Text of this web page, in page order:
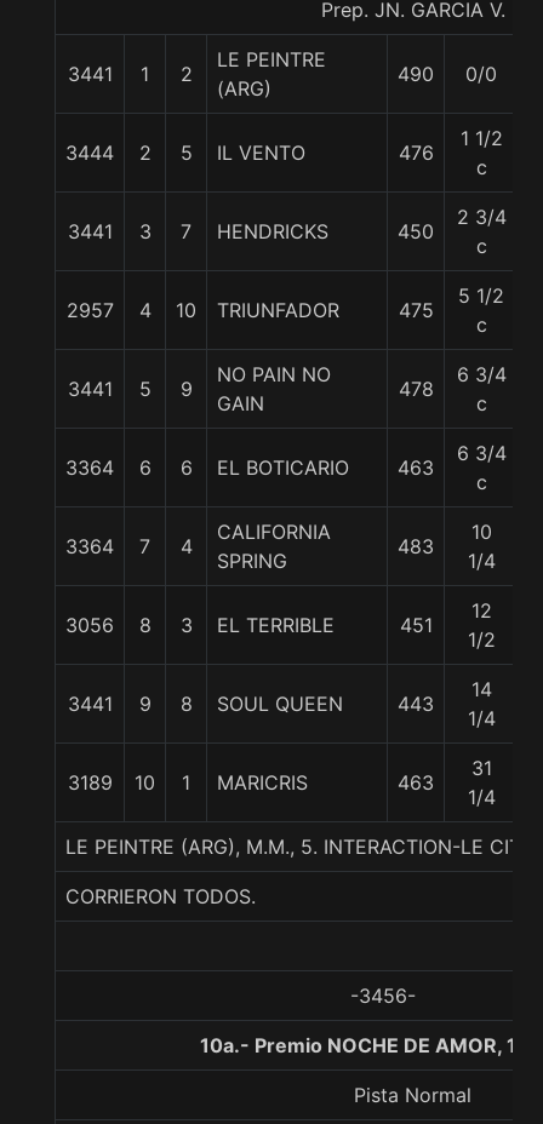
Prep. JN. GARCIA V.
3441 1 2
LE PEINTRE
(ARG)
490 0/0
3444 2 5 IL VENTO 476
1 1/2
c
3441 3 7 HENDRICKS 450
2 3/4
c
2957 4 10 TRIUNFADOR 475
5 1/2
c
3441 5 9
NO PAIN NO
GAIN
478
6 3/4
c
3364 6 6 EL BOTICARIO 463
6 3/4
c
3364 7 4
CALIFORNIA
SPRING
483
10
1/4
3056 8 3 EL TERRIBLE 451
12
1/2
3441 9 8 SOUL QUEEN 443
14
1/4
3189 10 1 MARICRIS 463
31
1/4
LE PEINTRE (ARG), M.M., 5. INTERACTION-LE
CORRIERON TODOS.
-3456-
10a.- Premio NOCHE DE AMOR,
Pista Normal